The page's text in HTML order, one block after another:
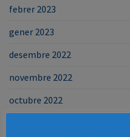
febrer 2023
gener 2023
desembre 2022
novembre 2022
octubre 2022